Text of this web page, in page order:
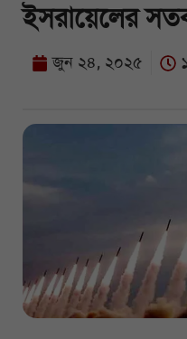
ইসরায়েলের
জুন ২৪, ২০২৫